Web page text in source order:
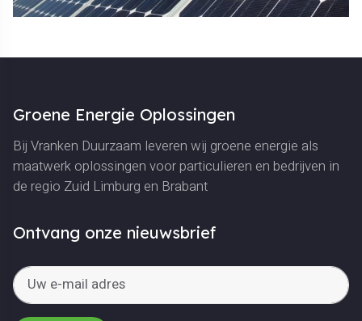
Groene Energie Oplossingen
Bij Vranken Duurzaam leveren wij groene energie als
maatwerk oplossingen voor particulieren en bedrijven in
de regio Zuid Limburg en Brabant
Ontvang onze nieuwsbrief